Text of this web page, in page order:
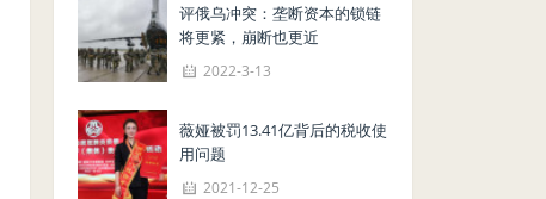
评俄乌冲突：垄断资本的锁链
将更紧，崩断也更近
2022-3-13
薇娅被罚13.41亿背后的税收使
用问题
2021-12-25